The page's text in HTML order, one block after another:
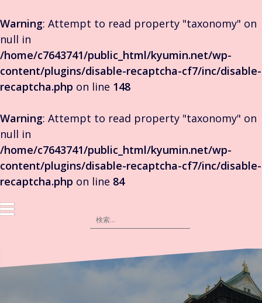
Warning: Attempt to read property "taxonomy" on
null in
/home/c7643741/public_html/kyumin.net/wp-
content/plugins/disable-recaptcha-cf7/inc/disable-
recaptcha.php on line 148
Warning: Attempt to read property "taxonomy" on
null in
/home/c7643741/public_html/kyumin.net/wp-
content/plugins/disable-recaptcha-cf7/inc/disable-
recaptcha.php on line 84
ン
検